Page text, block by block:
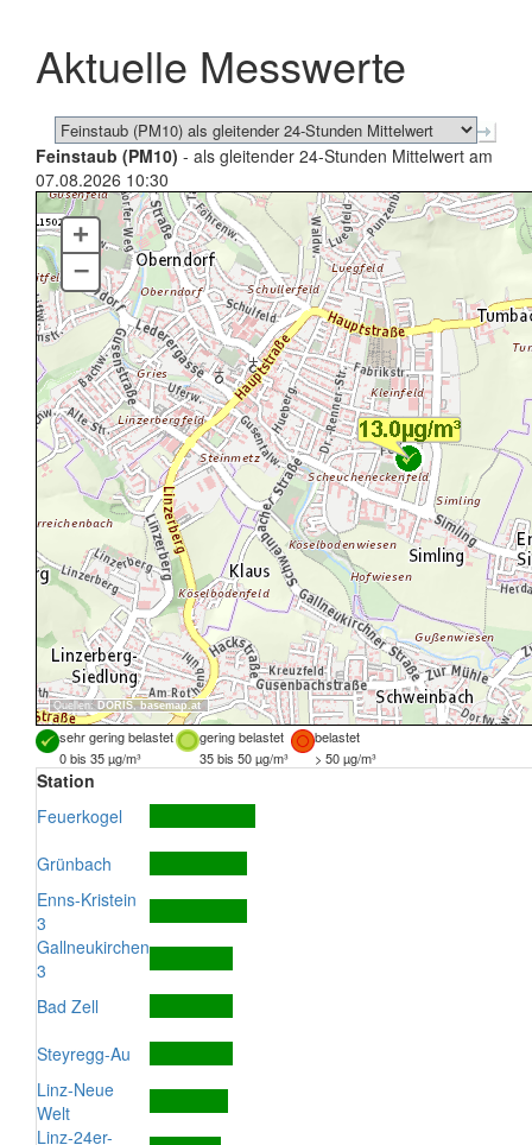
schließen
Aktuelle Messwerte
Feinstaub (PM10) - als gleitender 24-Stunden Mittelwert am
07.08.2026 10:30
Quellen: DORIS, basemap.at
+
–
sehr gering belastet gering belastet
belastet
0 bis 35 µg/m³
35 bis 50 µg/m³ > 50 µg/m³
Station
Feuerkogel
Grünbach
Enns-Kristein
3
Gallneukirchen
3
Bad Zell
Steyregg-Au
Linz-Neue
Welt
Linz-24er-